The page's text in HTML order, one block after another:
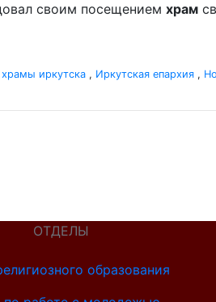
своим посещением храм
храмы иркутска , Иркутская епархия ,
ОТДЕЛЫ
образования